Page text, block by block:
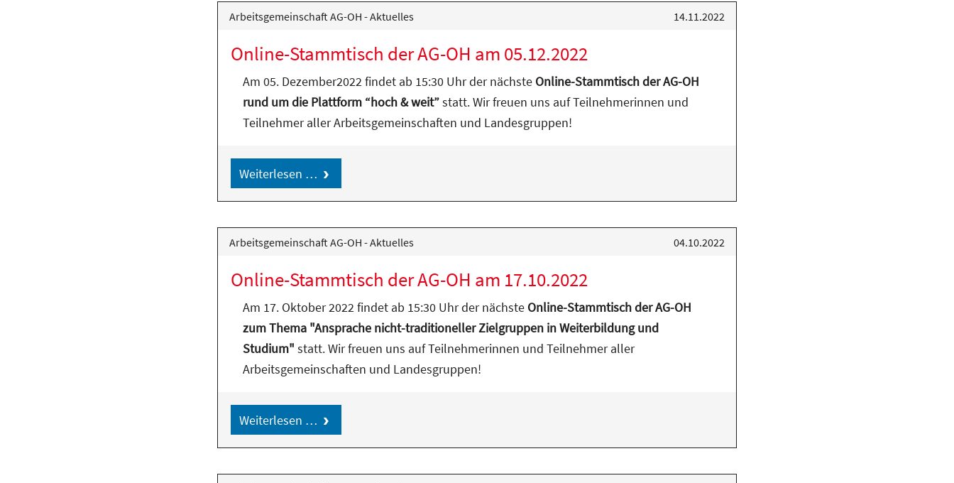
Arbeitsgemeinschaft AG-OH - Aktuelles 14.11.2022
Online-Stammtisch der AG-OH am 05.12.2022
Am 05. Dezember2022 findet ab 15:30 Uhr der nächste Online-Stammtisch der AG-OH
rund um die Plattform “hoch & weit”statt. Wir freuen uns auf Teilnehmerinnen und
Teilnehmer aller Arbeitsgemeinschaften und Landesgruppen!
Weiterlesen …
Arbeitsgemeinschaft AG-OH - Aktuelles 04.10.2022
Online-Stammtisch der AG-OH am 17.10.2022
Am 17. Oktober 2022 findet ab 15:30 Uhr der nächste Online-Stammtisch der AG-OH
zum Thema "Ansprache nicht-traditioneller Zielgruppen in Weiterbildung und
Studium" statt. Wir freuen uns auf Teilnehmerinnen und Teilnehmer aller
Arbeitsgemeinschaften und Landesgruppen!
Weiterlesen …